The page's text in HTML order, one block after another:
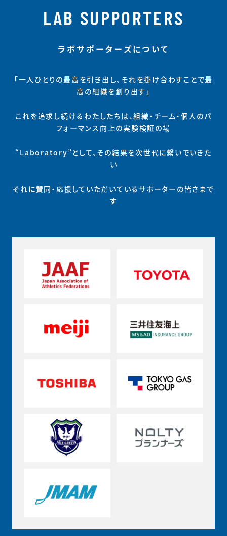
LAB SUPPORTERS
ラボサポーターズについて
「一人ひとりの最高を引き出し、それを掛け合わすことで最
高の組織を創り出す」
これを追求し続けるわたしたちは、組織・チーム・個人のパ
フォーマンス向上の実験検証の場
“Laboratory”として、その結果を次世代に繋いでいきた
い
それに賛同・応援していただいているサポーターの皆さまで
す